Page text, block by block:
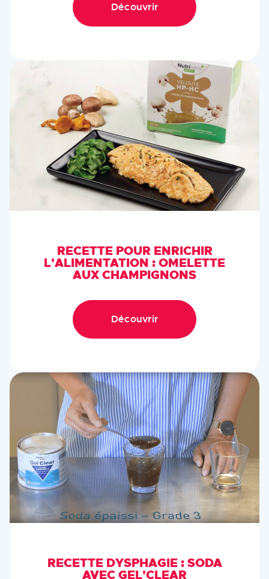
Découvrir
RECETTE POUR ENRICHIR
L'ALIMENTATION : OMELETTE
AUX CHAMPIGNONS
Découvrir
RECETTE DYSPHAGIE : SODA
AVEC GEL'CLEAR